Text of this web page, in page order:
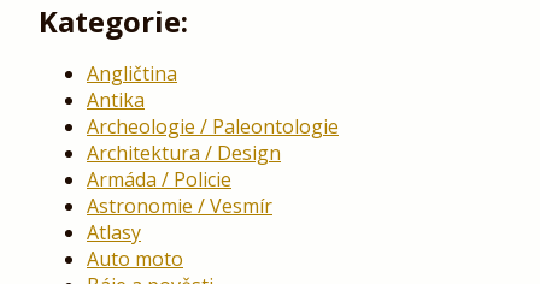
Kategorie:
Angličtina
Antika
Archeologie / Paleontologie
Architektura / Design
Armáda / Policie
Astronomie / Vesmír
Atlasy
Auto moto